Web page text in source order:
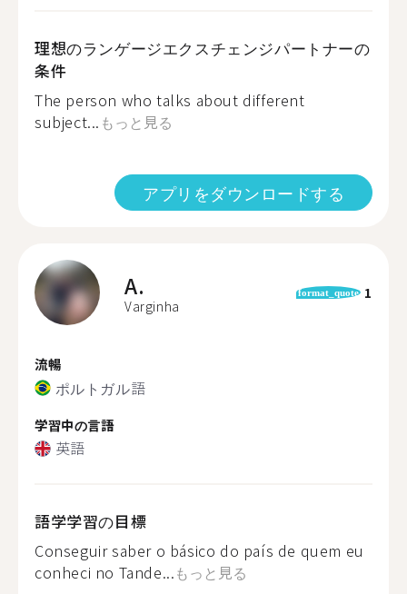
理想のランゲージエクスチェンジパートナーの
条件
The person who talks about different
subject... もっと見る
アプリをダウンロードする
A.
Varginha
format_quote 1
流暢
ポルトガル語
学習中の言語
英語
語学学習の目標
Conseguir saber o básico do país de quem eu
conheci no Tande...もっと見る